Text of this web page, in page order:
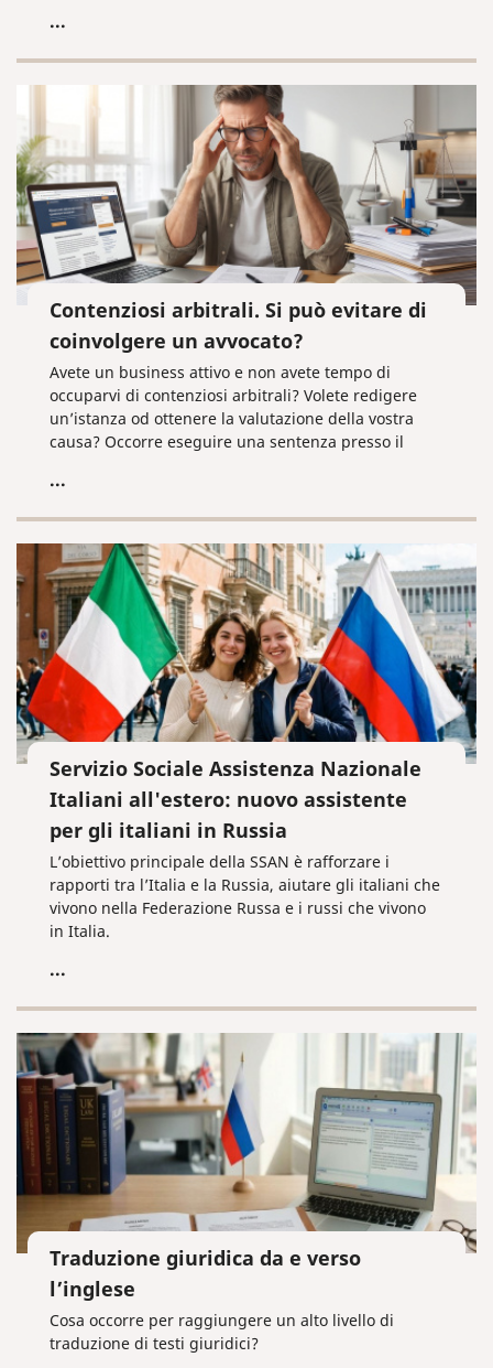
...
Contenziosi arbitrali. Si può evitare di
coinvolgere un avvocato?
Avete un business attivo e non avete tempo di
occuparvi di contenziosi arbitrali? Volete redigere
un’istanza od ottenere la valutazione della vostra
causa? Occorre eseguire una sentenza presso il
Contattateci, vi aiuteremo noi!
...
Servizio Sociale Assistenza Nazionale
Italiani all'estero: nuovo assistente
per gli italiani in Russia
L’obiettivo principale della SSAN è rafforzare i
rapporti tra l’Italia e la Russia, aiutare gli italiani che
vivono nella Federazione Russa e i russi che vivono
in Italia.
...
Traduzione giuridica da e verso
l’inglese
Cosa occorre per raggiungere un alto livello di
traduzione di testi giuridici?